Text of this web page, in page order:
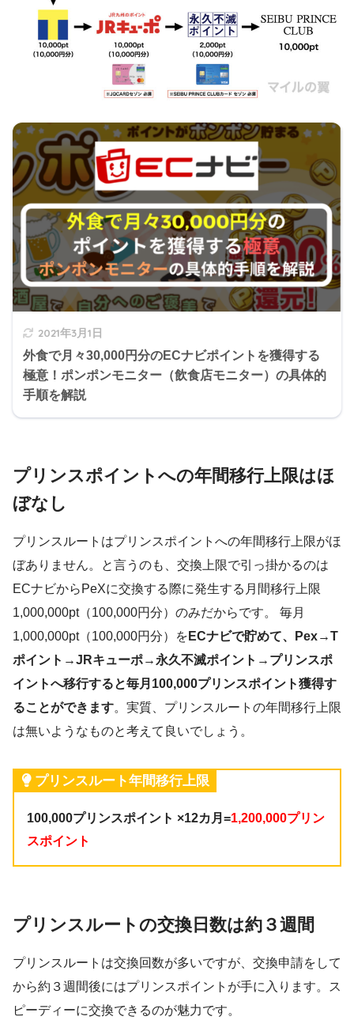
2021年3月1日
外食で月々30,000円分のECナビポイントを獲得する
極意！ポンポンモニター（飲食店モニター）の具体的
手順を解説
プリンスポイントへの年間移行上限はほ
ぼなし
プリンスルートはプリンスポイントへの年間移行上限がほ
ぼありません。と言うのも、交換上限で引っ掛かるのは
ECナビからPeXに交換する際に発生する月間移行上限
1,000,000pt（100,000円分）のみだからです。 毎月
1,000,000pt（100,000円分）を ECナビで貯めて、Pex→T
ポイント→JRキューポ→永久不滅ポイント→プリンスポ
イントへ移行すると毎月100,000プリンスポイント獲得す
ることができます。実質、プリンスルートの年間移行上限
は無いようなものと考えて良いでしょう。
プリンスルート年間移行上限
100,000プリンスポイント ×12カ月=1,200,000プリン
スポイント
プリンスルートの交換日数は約３週間
プリンスルートは交換回数が多いですが、交換申請をして
から約３週間後にはプリンスポイントが手に入ります。ス
ピーディーに交換できるのが魅力です。